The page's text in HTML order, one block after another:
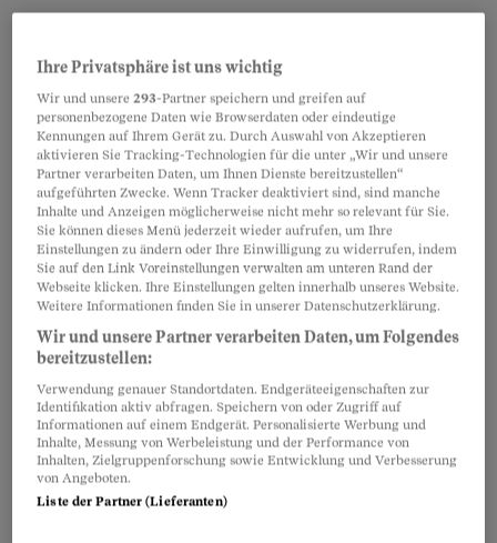
ohne dass sie es will», erklärt Samuel Pfeifer,
Chefarzt der Psychiatrischen Klinik
Sonnenhalde in Riehen BS. Es seien plötzliche,
unwillkürliche Bewegungen, die in keinem
Zusammenhang mit der gerade ausgeführten
Tätigkeit stehen: vom Augenzwinkern über
Grimassen bis zum Schleudern von Armen oder
Beinen. Aber auch Laute, vom dezenten
Räuspern bis zu Schimpfworten – und auch dies
ungewollt (siehe Kasten weiter unten).
Ihre Privatsphäre ist uns wichtig
Wir und unsere293-Partner speichern und greifen auf
personenbezogene Daten wie Browserdaten oder eindeutige
Kennungen auf Ihrem Gerät zu. Durch Auswahl von Akzeptieren
aktivieren Sie Tracking-Technologien für die unter „Wir und unsere
Partner verarbeiten Daten, um Ihnen Dienste bereitzustellen“
aufgeführten Zwecke. Wenn Tracker deaktiviert sind, sind manche
Inhalte und Anzeigen möglicherweise nicht mehr so relevant für Sie.
Sie können dieses Menü jederzeit wieder aufrufen, um Ihre
Einstellungen zu ändern oder Ihre Einwilligung zu widerrufen, indem
Sie auf den Link Voreinstellungen verwalten am unteren Rand der
Webseite klicken. Ihre Einstellungen gelten innerhalb unseres Website.
Weitere Informationen finden Sie in unserer Datenschutzerklärung.
Wir und unsere Partner verarbeiten Daten, um Folgendes
bereitzustellen:
Verwendung genauer Standortdaten. Endgeräteeigenschaften zur
Identifikation aktiv abfragen. Speichern von oder Zugriff auf
Informationen auf einem Endgerät. Personalisierte Werbung und
Inhalte, Messung von Werbeleistung und der Performance von
Inhalten, Zielgruppenforschung sowie Entwicklung und Verbesserung
von Angeboten.
Liste der Partner (Lieferanten)